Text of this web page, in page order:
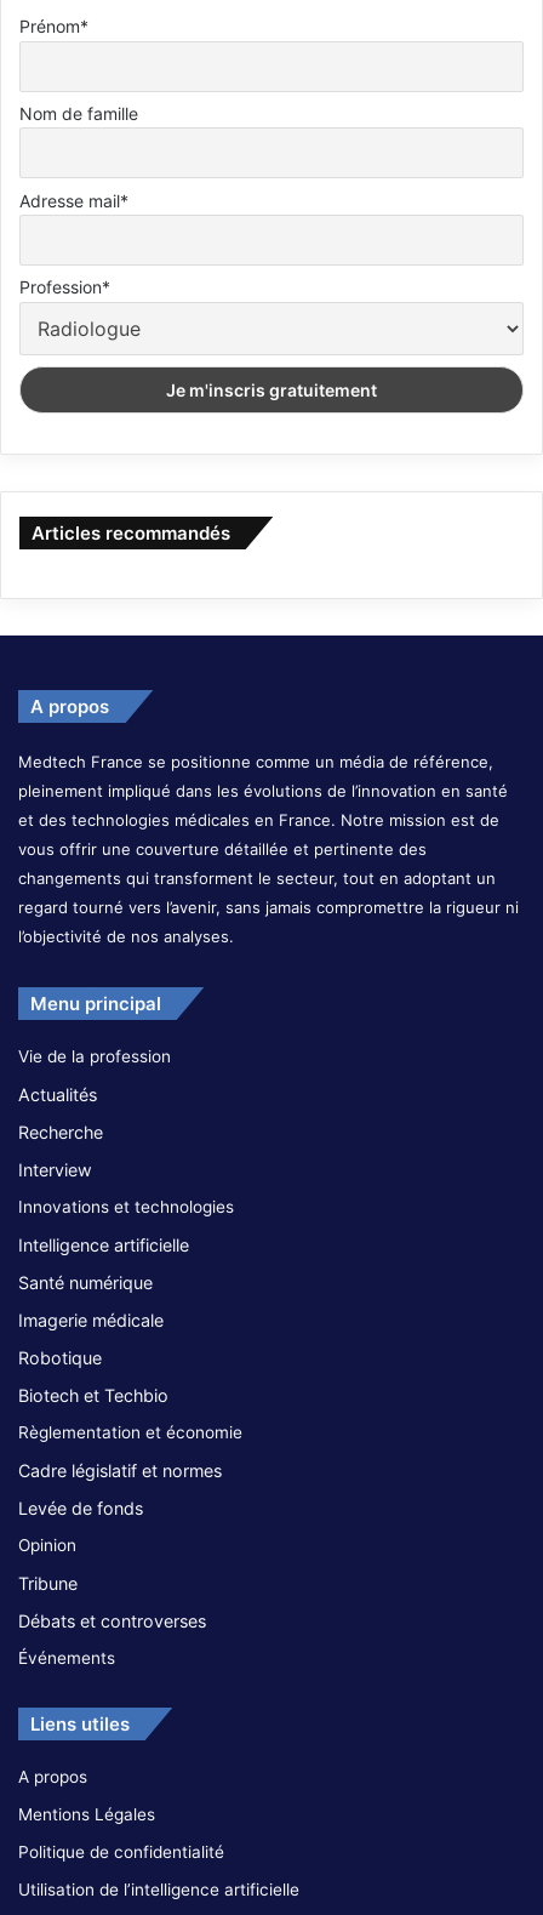
Prénom*
Nom de famille
Adresse mail*
Profession*
Articles recommandés
A propos
Medtech France se positionne comme un média de référence,
pleinement impliqué dans les évolutions de l’innovation en santé
et des technologies médicales en France. Notre mission est de
vous offrir une couverture détaillée et pertinente des
changements qui transforment le secteur, tout en adoptant un
regard tourné vers l’avenir, sans jamais compromettre la rigueur ni
l’objectivité de nos analyses.
Menu principal
Vie de la profession
Actualités
Recherche
Interview
Innovations et technologies
Intelligence artificielle
Santé numérique
Imagerie médicale
Robotique
Biotech et Techbio
Règlementation et économie
Cadre législatif et normes
Levée de fonds
Opinion
Tribune
Débats et controverses
Événements
Liens utiles
A propos
Mentions Légales
Politique de confidentialité
Utilisation de l’intelligence artificielle